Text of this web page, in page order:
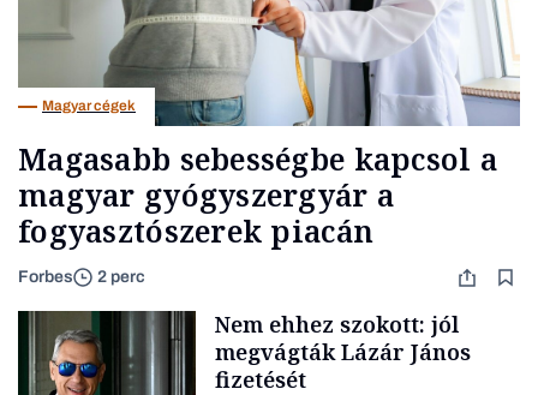
Magyar cégek
Magasabb sebességbe kapcsol a
magyar gyógyszergyár a
fogyasztószerek piacán
Forbes 2 perc
Nem ehhez szokott: jól
megvágták Lázár János
fizetését